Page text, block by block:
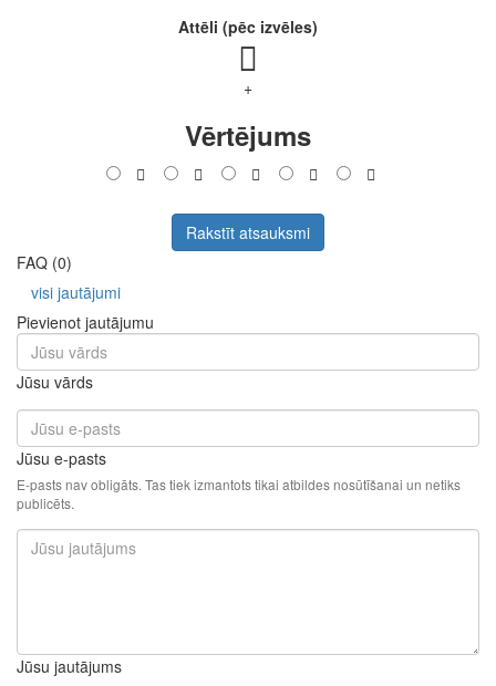
Attēli (pēc izvēles)
+
Vērtējums
Rakstīt atsauksmi
FAQ (0)
visi jautājumi
Pievienot jautājumu
Jūsu vārds
Jūsu e-pasts
E-pasts nav obligāts. Tas tiek izmantots tikai atbildes nosūtīšanai un netiks
publicēts.
Jūsu jautājums